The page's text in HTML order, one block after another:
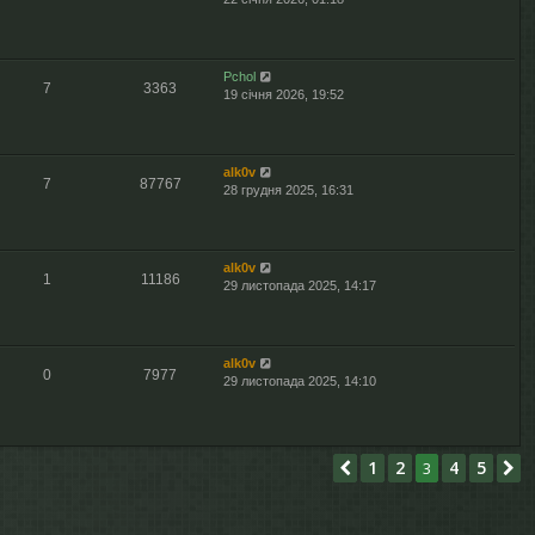
я
н
о
н
я
7 3363
Pchol
19 січня 2026, 19:52
7 87767
alk0v
28 грудня 2025, 16:31
1 11186
alk0v
29 листопада 2025, 14:17
0 7977
alk0v
29 листопада 2025, 14:10
Поперед.
1 2 3 4 5